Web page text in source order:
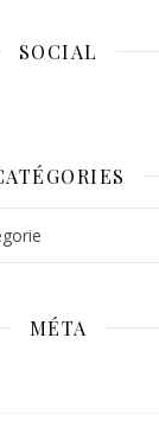
SOCIAL
sur
MÉTA